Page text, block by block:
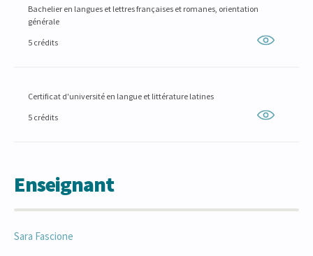
Bachelier en langues et lettres françaises et romanes, orientation
générale
5 crédits
Certificat d'université en langue et littérature latines
5 crédits
Enseignant
Sara Fascione